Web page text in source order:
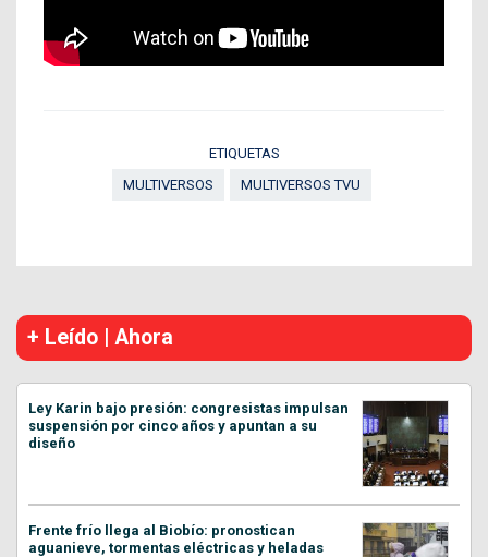
ETIQUETAS
MULTIVERSOS
MULTIVERSOS TVU
+ Leído | Ahora
Ley Karin bajo presión: congresistas impulsan
suspensión por cinco años y apuntan a su
diseño
Frente frío llega al Biobío: pronostican
aguanieve, tormentas eléctricas y heladas